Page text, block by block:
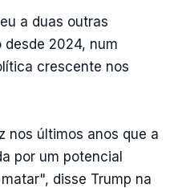
a duas outras
2024, num
crescente nos
nos últimos anos que a
por um potencial
disse Trump na